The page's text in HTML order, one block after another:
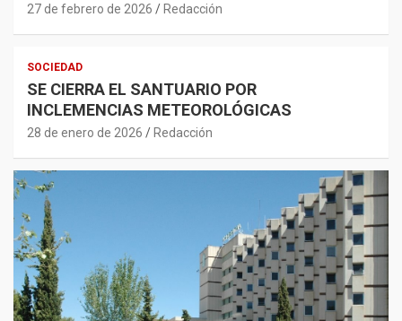
27 de febrero de 2026 Redacción
SOCIEDAD
SE CIERRA EL SANTUARIO POR
INCLEMENCIAS METEOROLÓGICAS
28 de enero de 2026 Redacción